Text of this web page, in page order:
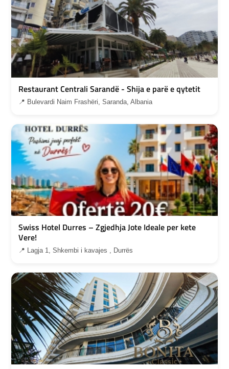
Restaurant Centrali Sarandë - Shija e parë e qytetit
📍 Bulevardi Naim Frashëri, Saranda, Albania
Swiss Hotel Durres – Zgjedhja Jote Ideale per kete
Vere!
📍 Lagja 1, Shkembi i kavajes , Durrës